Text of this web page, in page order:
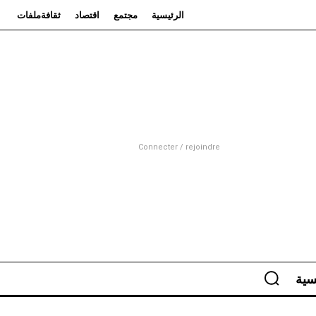
الرئيسية مجتمع اقتصاد ثقافةملفات
Connecter / rejoindre